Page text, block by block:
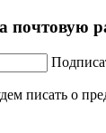
почтовую
писать о